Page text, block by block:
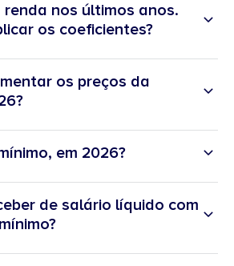
nos últimos anos.
os coeficientes?
os preços da
em 2026?
de salário líquido com